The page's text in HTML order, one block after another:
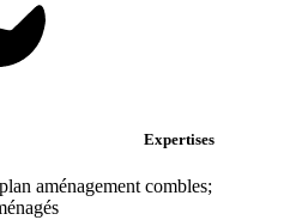
Expertises
aménagement combles;